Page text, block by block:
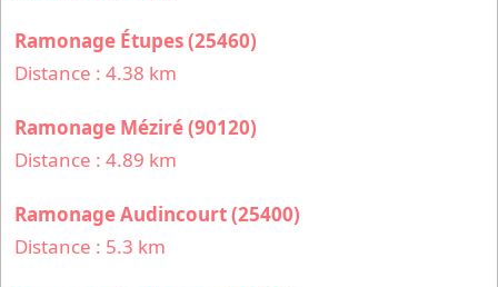
Ramonage Étupes (25460)
Distance : 4.38 km
Ramonage Méziré (90120)
Distance : 4.89 km
Ramonage Audincourt (25400)
Distance : 5.3 km